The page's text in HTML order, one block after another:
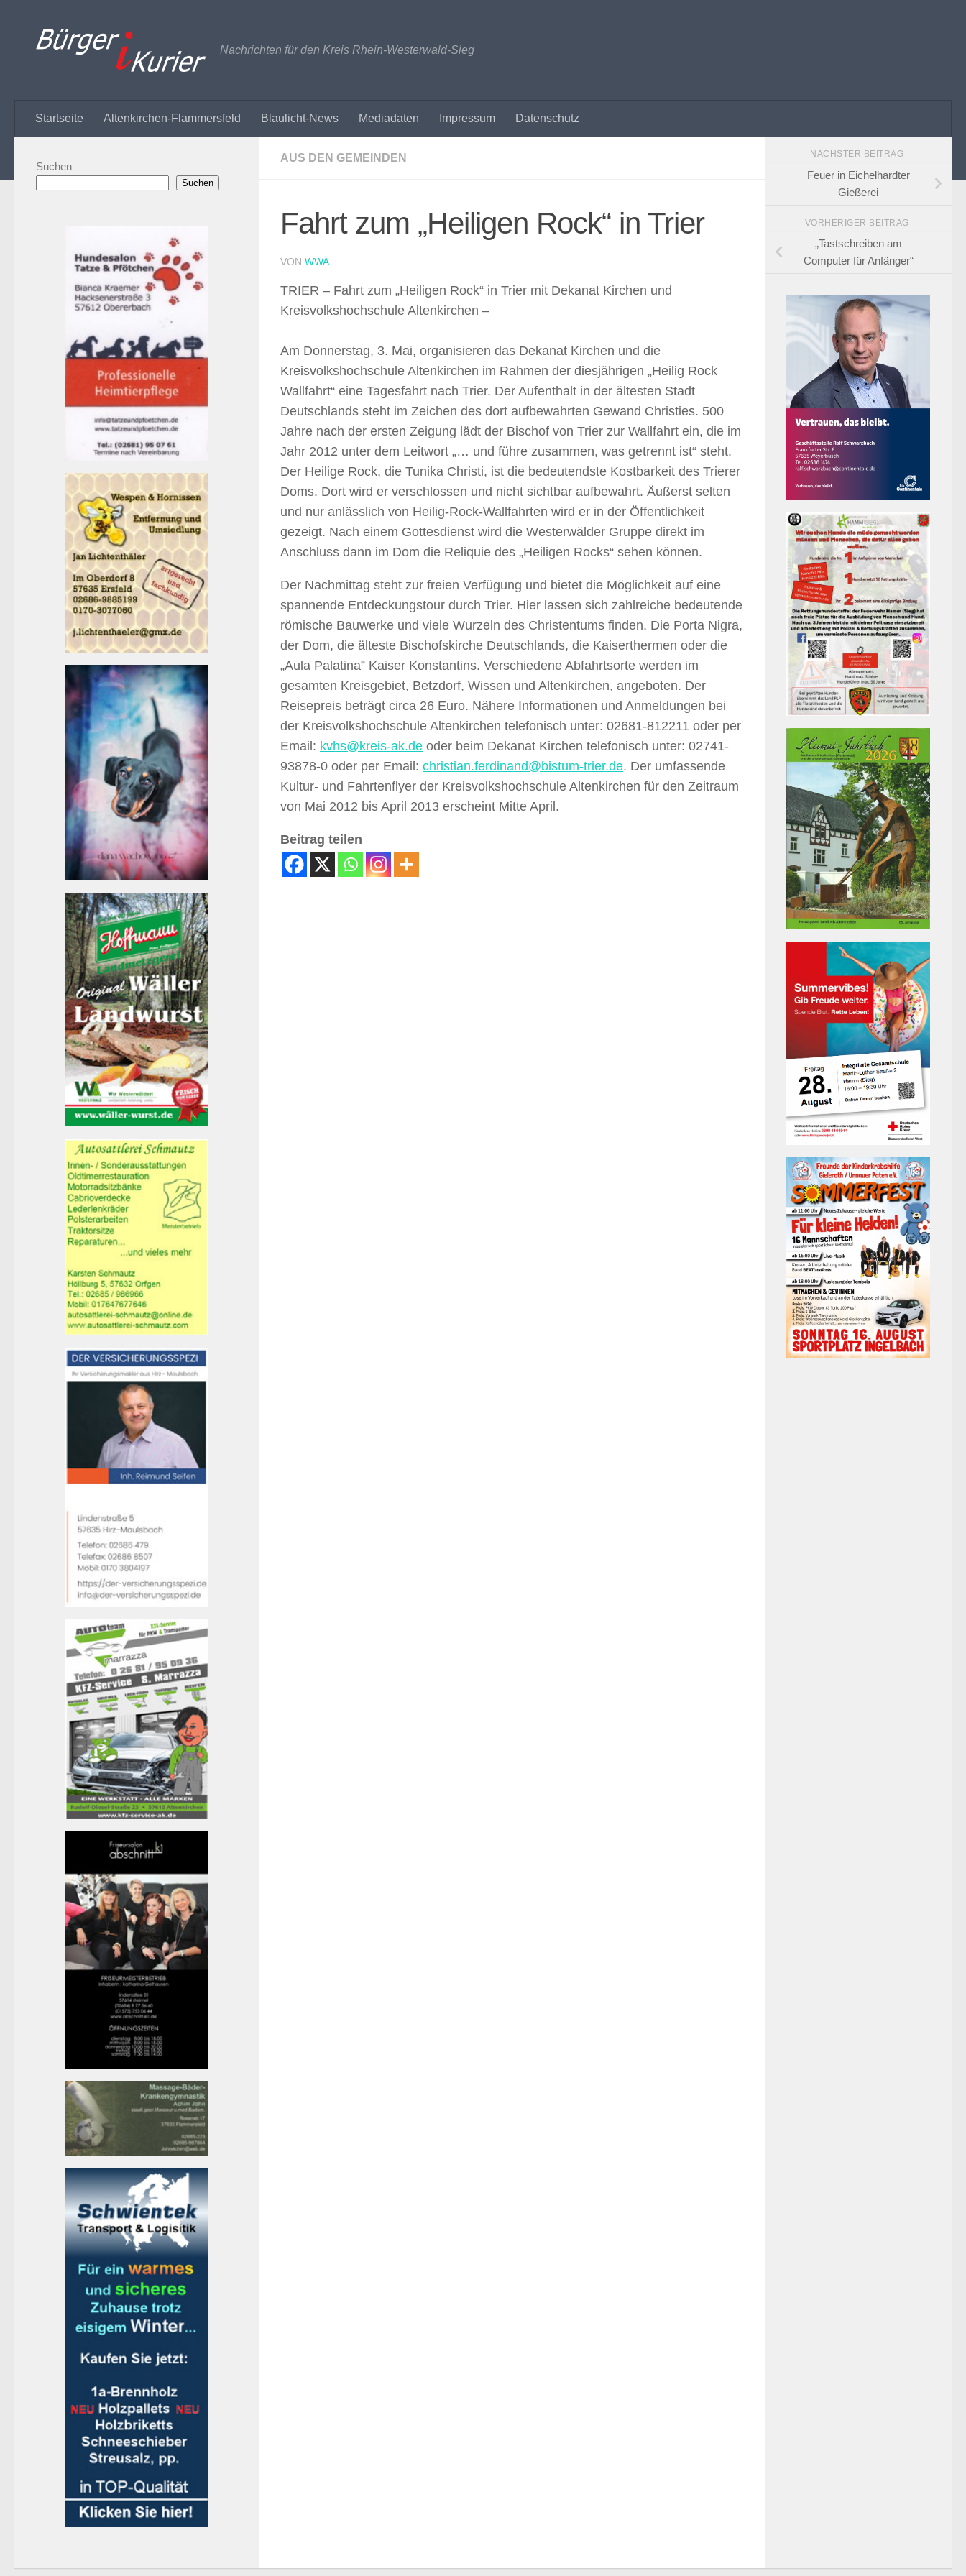
Nachrichten für den Kreis Rhein-Westerwald-Sieg
Startseite Altenkirchen-Flammersfeld Blaulicht-News Mediadaten Impressum Datenschutz
AUS DEN GEMEINDEN
Fahrt zum „Heiligen Rock“ in Trier
VON WWA
TRIER – Fahrt zum „Heiligen Rock“ in Trier mit Dekanat Kirchen und
Kreisvolkshochschule Altenkirchen –
Am Donnerstag, 3. Mai, organisieren das Dekanat Kirchen und die
Kreisvolkshochschule Altenkirchen im Rahmen der diesjährigen „Heilig Rock
Wallfahrt“ eine Tagesfahrt nach Trier. Der Aufenthalt in der ältesten Stadt
Deutschlands steht im Zeichen des dort aufbewahrten Gewand Christies. 500
Jahre nach der ersten Zeigung lädt der Bischof von Trier zur Wallfahrt ein, die im
Jahr 2012 unter dem Leitwort „… und führe zusammen, was getrennt ist“ steht.
Der Heilige Rock, die Tunika Christi, ist die bedeutendste Kostbarkeit des Trierer
Doms. Dort wird er verschlossen und nicht sichtbar aufbewahrt. Äußerst selten
und nur anlässlich von Heilig-Rock-Wallfahrten wird er in der Öffentlichkeit
gezeigt. Nach einem Gottesdienst wird die Westerwälder Gruppe direkt im
Anschluss dann im Dom die Reliquie des „Heiligen Rocks“ sehen können.
Der Nachmittag steht zur freien Verfügung und bietet die Möglichkeit auf eine
spannende Entdeckungstour durch Trier. Hier lassen sich zahlreiche bedeutende
römische Bauwerke und viele Wurzeln des Christentums finden. Die Porta Nigra,
der Dom, die älteste Bischofskirche Deutschlands, die Kaiserthermen oder die
„Aula Palatina” Kaiser Konstantins. Verschiedene Abfahrtsorte werden im
gesamten Kreisgebiet, Betzdorf, Wissen und Altenkirchen, angeboten. Der
Reisepreis beträgt circa 26 Euro. Nähere Informationen und Anmeldungen bei
der Kreisvolkshochschule Altenkirchen telefonisch unter: 02681-812211 oder per
Email: kvhs@kreis-ak.de oder beim Dekanat Kirchen telefonisch unter: 02741-
93878-0 oder per Email: christian.ferdinand@bistum-trier.de. Der umfassende
Kultur- und Fahrtenflyer der Kreisvolkshochschule Altenkirchen für den Zeitraum
von Mai 2012 bis April 2013 erscheint Mitte April.
Beitrag teilen
Suchen
Suchen
NÄCHSTER BEITRAG
Feuer in Eichelhardter
Gießerei
VORHERIGER BEITRAG
„Tastschreiben am
Computer für Anfänger“